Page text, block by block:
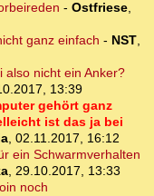
- Ostfriese,
ganz einfach - NST,
also nicht ein Anker?
13:39
gehört ganz
ist das ja bei
, 02.11.2017, 16:12
ein Schwarmverhalten
, 29.10.2017, 13:33
noch